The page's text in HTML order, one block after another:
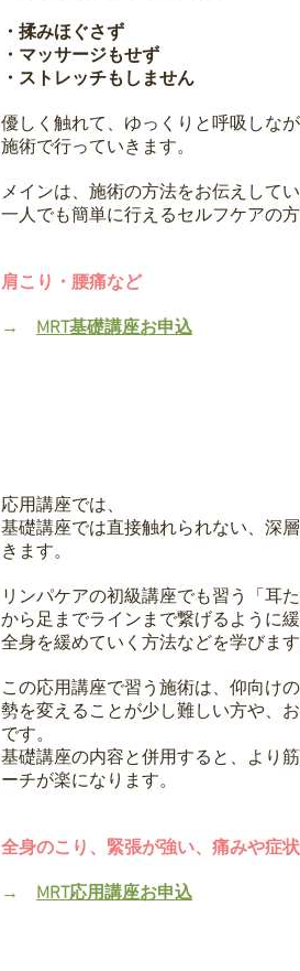
・ 揉みほぐさず
・マッサージもせず
・ストレッチもしません
優しく触れて、ゆっくりと呼吸しな
施術で行っていきます。
メインは、施術の方法をお伝えしてい
一人でも簡単に行えるセルフケアの
肩こり・腰痛など
​→ MRT基礎講座お申込
応用講座では、
基礎講座では直接触れられない、深
きます。
リンパケアの初級講座でも習う「耳
から足までラインまで繋げるように
全身を緩めていく方法などを学びます
この応用講座で習う施術は、仰向け
勢を変えることが少し難しい方や、
です。
基礎講座の内容と併用すると、より
ーチが楽になります。
全身のこり、緊張が強い、痛みや症
→ MRT応用講座お申込